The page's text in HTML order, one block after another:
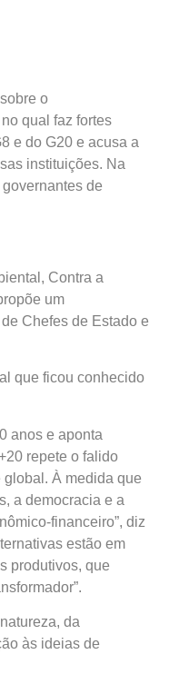
o
qual faz fortes
e do G20 e acusa a
instituições. Na
de
Contra a
um
Chefes de Estado e
que ficou conhecido
anos e aponta
repete o falido
À medida que
a democracia e a
financeiro”, diz
estão em
produtivos, que
da
às ideias de